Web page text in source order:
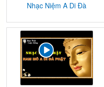
Nhạc Niệm A Di Đà